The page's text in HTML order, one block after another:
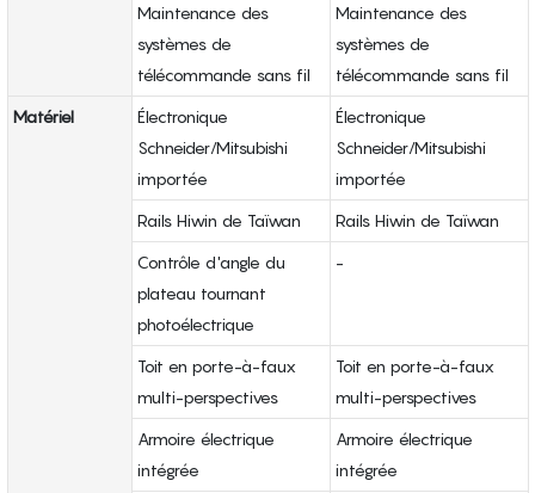
Maintenance des
systèmes de
télécommande sans fil
Maintenance des
systèmes de
télécommande sans fil
Matériel
Électronique
Schneider/Mitsubishi
importée
Électronique
Schneider/Mitsubishi
importée
Rails Hiwin de Taïwan Rails Hiwin de Taïwan
Contrôle d'angle du
plateau tournant
photoélectrique
-
Toit en porte-à-faux
multi-perspectives
Toit en porte-à-faux
multi-perspectives
Armoire électrique
intégrée
Armoire électrique
intégrée